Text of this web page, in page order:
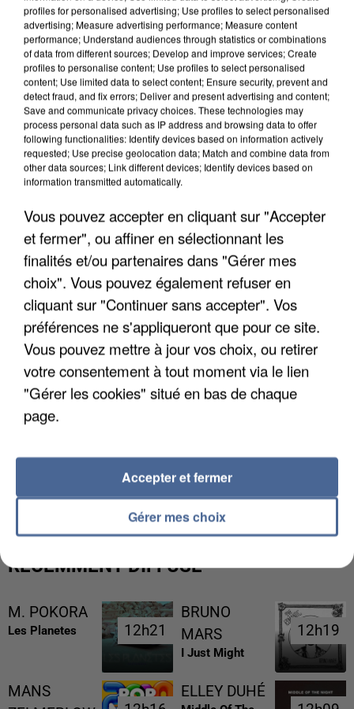
APRÈS TOUTES CES CANICULES, LES REFUGES
DE FAUNE SAUVAGE SONT...
L’UN DES FONDATEURS SUPPOSÉS DE LA DZ
MAFIA INTERPELLÉ EN ALGÉRIE
RÉCEMMENT DIFFUSÉ
M. POKORA
Les Planetes 12h21
12h21
BRUNO
MARS
I Just Might
12h19
12h19
MANS
ELLEY DUHÉ
profiles for personalised advertising; Use profiles to select personalised
advertising; Measure advertising performance; Measure content
performance; Understand audiences through statistics or combinations
of data from different sources; Develop and improve services; Create
profiles to personalise content; Use profiles to select personalised
content; Use limited data to select content; Ensure security, prevent and
detect fraud, and fix errors; Deliver and present advertising and content;
Save and communicate privacy choices. These technologies may
process personal data such as IP address and browsing data to offer
following functionalities: Identify devices based on information actively
requested; Use precise geolocation data; Match and combine data from
other data sources; Link different devices; Identify devices based on
information transmitted automatically.
Vous pouvez accepter en cliquant sur "Accepter
et fermer", ou affiner en sélectionnant les
finalités et/ou partenaires dans "Gérer mes
choix". Vous pouvez également refuser en
cliquant sur "Continuer sans accepter". Vos
préférences ne s'appliqueront que pour ce site.
Vous pouvez mettre à jour vos choix, ou retirer
votre consentement à tout moment via le lien
"Gérer les cookies" situé en bas de chaque
page.
Gérer mes choix
Accepter et fermer